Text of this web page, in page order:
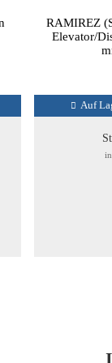
RAMIREZ
Elevator/
Auf